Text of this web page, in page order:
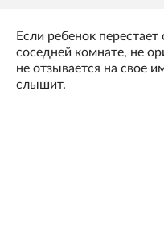
Если ребенок
соседней комнате, не
не отзывается на свое
слышит.